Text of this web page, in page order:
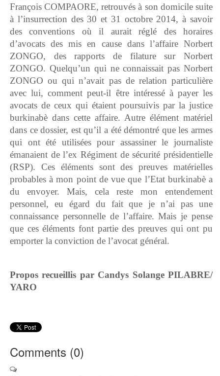
François COMPAORE, retrouvés à son domicile suite
à l’insurrection des 30 et 31 octobre 2014, à savoir
des conventions où il aurait réglé des horaires
d’avocats des mis en cause dans l’affaire Norbert
ZONGO, des rapports de filature sur Norbert
ZONGO. Quelqu’un qui ne connaissait pas Norbert
ZONGO ou qui n’avait pas de relation particulière
avec lui, comment peut-il être intéressé à payer les
avocats de ceux qui étaient poursuivis par la justice
burkinabè dans cette affaire. Autre élément matériel
dans ce dossier, est qu’il a été démontré que les armes
qui ont été utilisées pour assassiner le journaliste
émanaient de l’ex Régiment de sécurité présidentielle
(RSP). Ces éléments sont des preuves matérielles
probables à mon point de vue que l’Etat burkinabè a
du envoyer. Mais, cela reste mon entendement
personnel, eu égard du fait que je n’ai pas une
connaissance personnelle de l’affaire. Mais je pense
que ces éléments font partie des preuves qui ont pu
emporter la conviction de l’avocat général.
Propos recueillis par Candys Solange PILABRE/
YARO
Comments (0)